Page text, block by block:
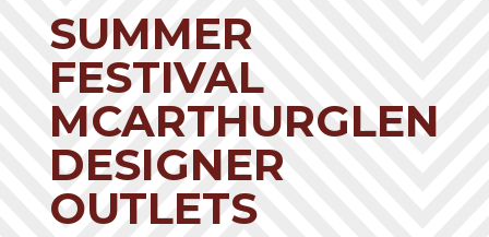
SUMMER
FESTIVAL
MCARTHURGLEN
DESIGNER
OUTLETS